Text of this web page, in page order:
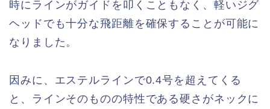
時にラインがガイドを叩くこともなく、軽いジグ
ヘッドでも十分な飛距離を確保することが可能に
なりました。
因みに、エステルラインで0.4号を超えてくる
と、ラインそのものの特性である硬さがネックに